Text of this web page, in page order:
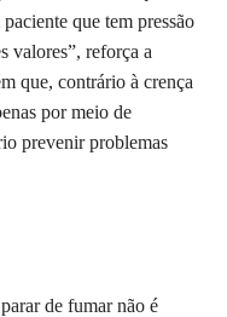
que tem pressão
valores”, reforça a
que, contrário à crença
por meio de
prevenir problemas
de fumar não é